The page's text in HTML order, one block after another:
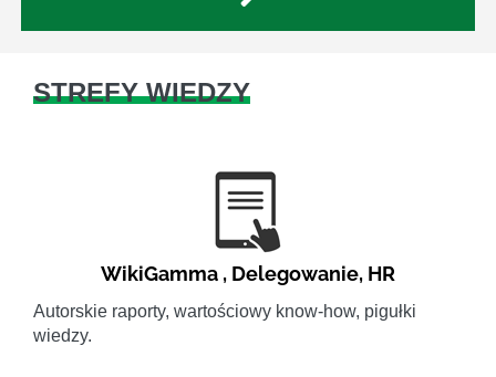
STREFY WIEDZY
WikiGamma , Delegowanie, HR
Autorskie raporty, wartościowy know-how, pigułki
wiedzy.